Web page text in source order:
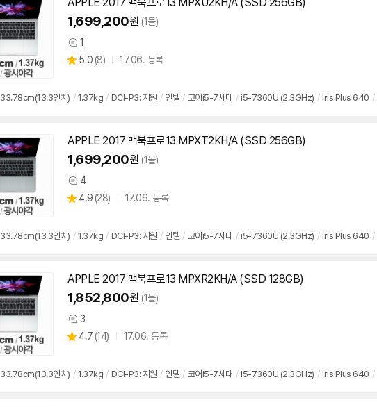
1,699,200원 (1몰)
상
품
1
별
5.0 (상
뷰
8) 17.06. 등록
33.78cm(13.3인치) / 1.37kg / DCI-P3: 지원 / 인텔 / 코어i5-7세대 / i5-7360U (2.3GHz) / Iris Plus 640 /
APPLE 2017 맥북프로13 MPXT2KH/A (SSD 256GB)
1,699,200원 (1몰)
상
품
4
별
4.9 (상
뷰
28) 17.06. 등록
33.78cm(13.3인치) / 1.37kg / DCI-P3: 지원 / 인텔 / 코어i5-7세대 / i5-7360U (2.3GHz) / Iris Plus 640 /
APPLE 2017 맥북프로13 MPXR2KH/A (SSD 128GB)
1,852,800원 (1몰)
상
품
3
별
4.7 (상
뷰
14) 17.06. 등록
33.78cm(13.3인치) / 1.37kg / DCI-P3: 지원 / 인텔 / 코어i5-7세대 / i5-7360U (2.3GHz) / Iris Plus 640 /